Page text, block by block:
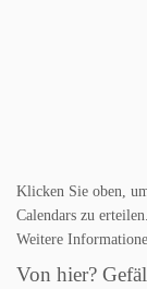
Klicken Sie oben,
Calendars zu
Weitere
Von hier?